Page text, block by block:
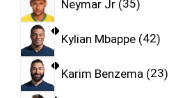
Neymar Jr 35
Kylian Mbappe 42
Karim Benzema 23